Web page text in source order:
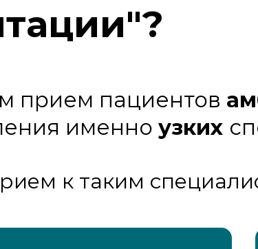
к таким
прием пациентов
именно узких